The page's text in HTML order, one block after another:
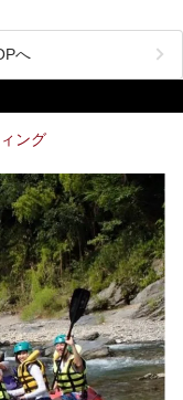
ス効果も抜群。
スーパー銭湯を5つご紹介
離さない名所中の名所があ
霊場と参詣道」はユネス
験道の霊場として荘厳な
かな吉野の湯で、春を感
を紹介いたします！
へ
ング